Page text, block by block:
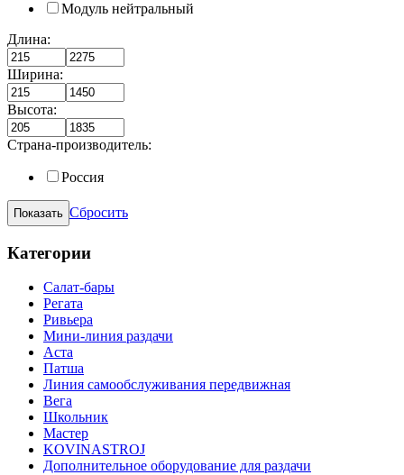
Модуль нейтральный
Длина:
Ширина:
Высота:
Страна-производитель:
Россия
Сбросить
Категории
Салат-бары
Регата
Ривьера
Мини-линия раздачи
Аста
Патша
Линия самообслуживания передвижная
Вега
Школьник
Мастер
KOVINASTROJ
Дополнительное оборудование для раздачи